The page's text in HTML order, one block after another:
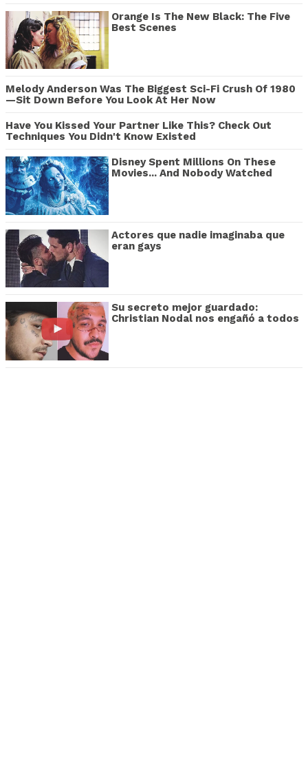
Orange Is The New Black: The Five
Best Scenes
Melody Anderson Was The Biggest Sci-Fi Crush Of 1980
—Sit Down Before You Look At Her Now
Have You Kissed Your Partner Like This? Check Out
Techniques You Didn't Know Existed
Disney Spent Millions On These
Movies... And Nobody Watched
Actores que nadie imaginaba que
eran gays
Su secreto mejor guardado:
Christian Nodal nos engañó a todos